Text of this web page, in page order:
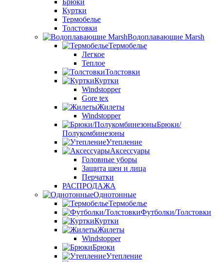
Брюки
Куртки
Термобелье
Толстовки
Водоплавающие Marsh
Термобелье
Легкое
Теплое
Толстовки
Куртки
Windstopper
Gore tex
Жилеты
Windstopper
Брюки/
Полукомбинезоны
Утепление
Аксессуары
Головные уборы
Защита шеи и лица
Перчатки
РАСПРОДАЖА
Однотонные
Термобелье
Футболки/Толстовки
Куртки
Жилеты
Windstopper
Брюки
Утепление